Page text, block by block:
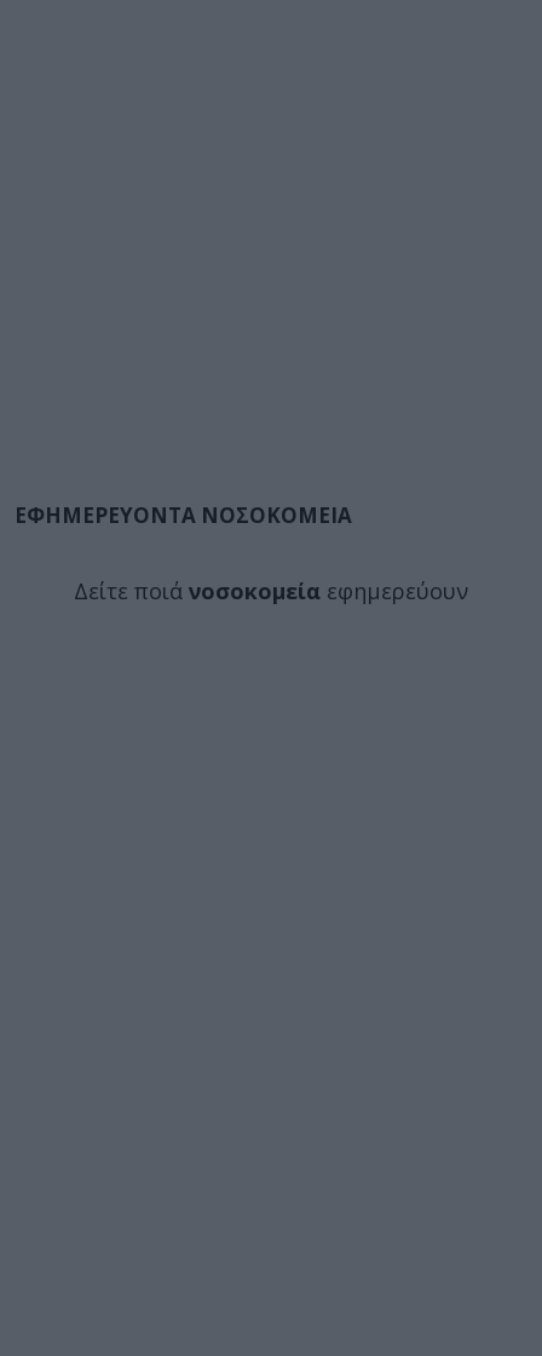
ΕΦΗΜΕΡΕΥΟΝΤΑ ΝΟΣΟΚΟΜΕΙΑ
Δείτε ποιά νοσοκομεία εφημερεύουν